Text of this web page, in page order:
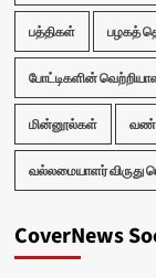
பத்திகள் பழகத்
போட்டிகளின்
மின்னூல்கள்
வல்லமையாளர் விருது
CoverNews